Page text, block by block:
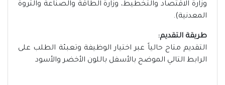
وزارة الاقتصاد والتخطيط، وزارة الطاقة والصناعة والثروة
المعدنية).
طريقة التقديم:
التقديم متاح حالياً عبر اختيار الوظيفة وتعبئة الطلب على
الرابط التالي الموضح بالأسفل باللون الأخضر والأسود